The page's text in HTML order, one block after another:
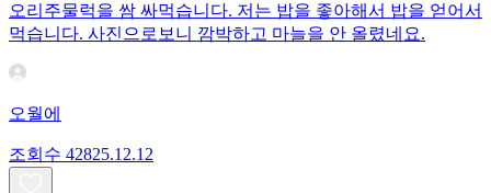
오리주물럭을 쌈 싸먹습니다. 저는 밥을 좋아해서 밥을 얻어서
먹습니다. 사진으로보니 깜박하고 마늘을 안 올렸네요.
오월에
조회수 42825.12.12